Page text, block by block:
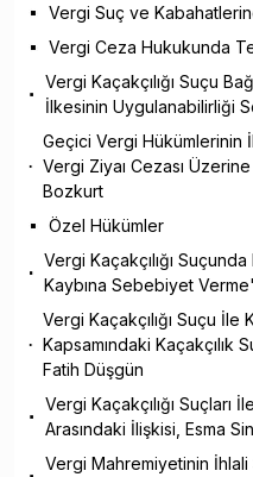
Vergi Suç ve
Vergi Ceza Hukukunda
Vergi Kaçakçılığı Suçu
İlkesinin Uygulanabilirliği
Geçici Vergi Hükümlerinin
Vergi Ziyaı Cezası
Bozkurt
Özel Hükümler
Vergi Kaçakçılığı
Kaybına Sebebiyet
Vergi Kaçakçılığı Suçu İle
Kapsamındaki Kaçakçılık
Fatih Düşgün
Vergi Kaçakçılığı Suçları
Arasındaki İlişkisi, Esma
Vergi Mahremiyetinin